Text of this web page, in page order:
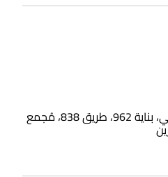
شقة 25، الدور الثاني، بناية 962، طريق 838، مُجمع